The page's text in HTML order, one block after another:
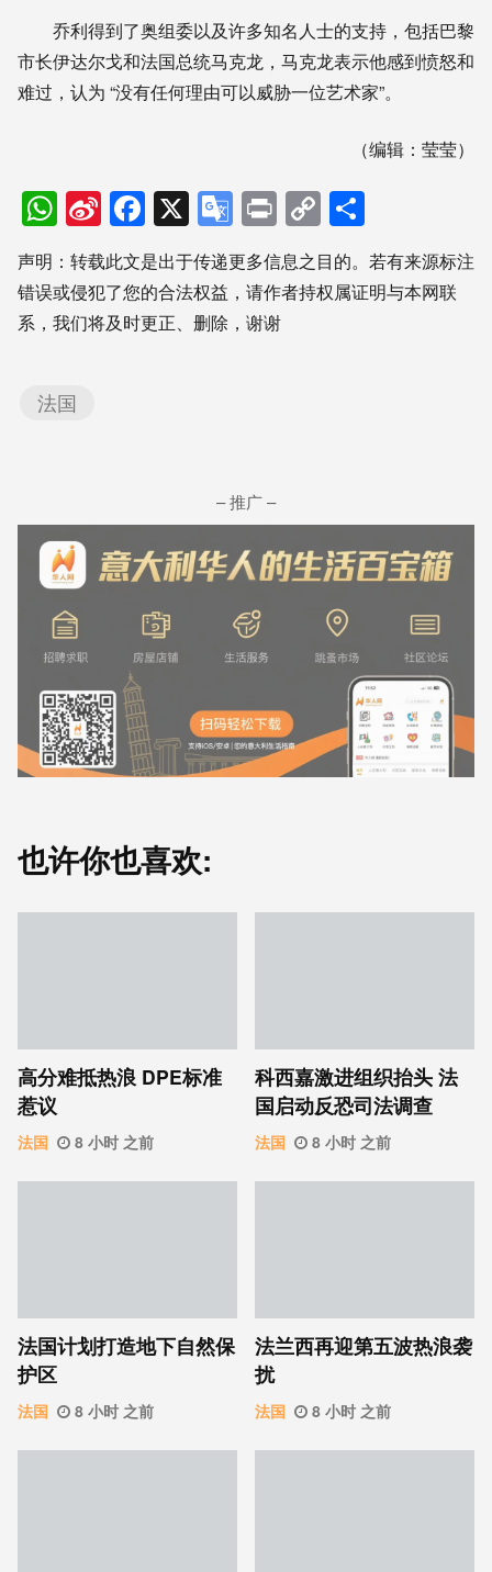
乔利得到了奥组委以及许多知名人士的支持，包括巴黎
市长伊达尔戈和法国总统马克龙，马克龙表示他感到愤怒和
难过，认为 “没有任何理由可以威胁一位艺术家”。
（编辑：莹莹）
WhatsApp
Sina
Weibo
Facebook
X Google
Translate
PrintCopy
Link享
声明：转载此文是出于传递更多信息之目的。若有来源标注
错误或侵犯了您的合法权益，请作者持权属证明与本网联
系，我们将及时更正、删除，谢谢
法国
– 推广 –
也许你也喜欢:
高分难抵热浪 DPE标准
惹议
法国 8 小时 之前
科西嘉激进组织抬头 法
国启动反恐司法调查
法国 8 小时 之前
法国计划打造地下自然保
护区
法国 8 小时 之前
法兰西再迎第五波热浪袭
扰
法国 8 小时 之前